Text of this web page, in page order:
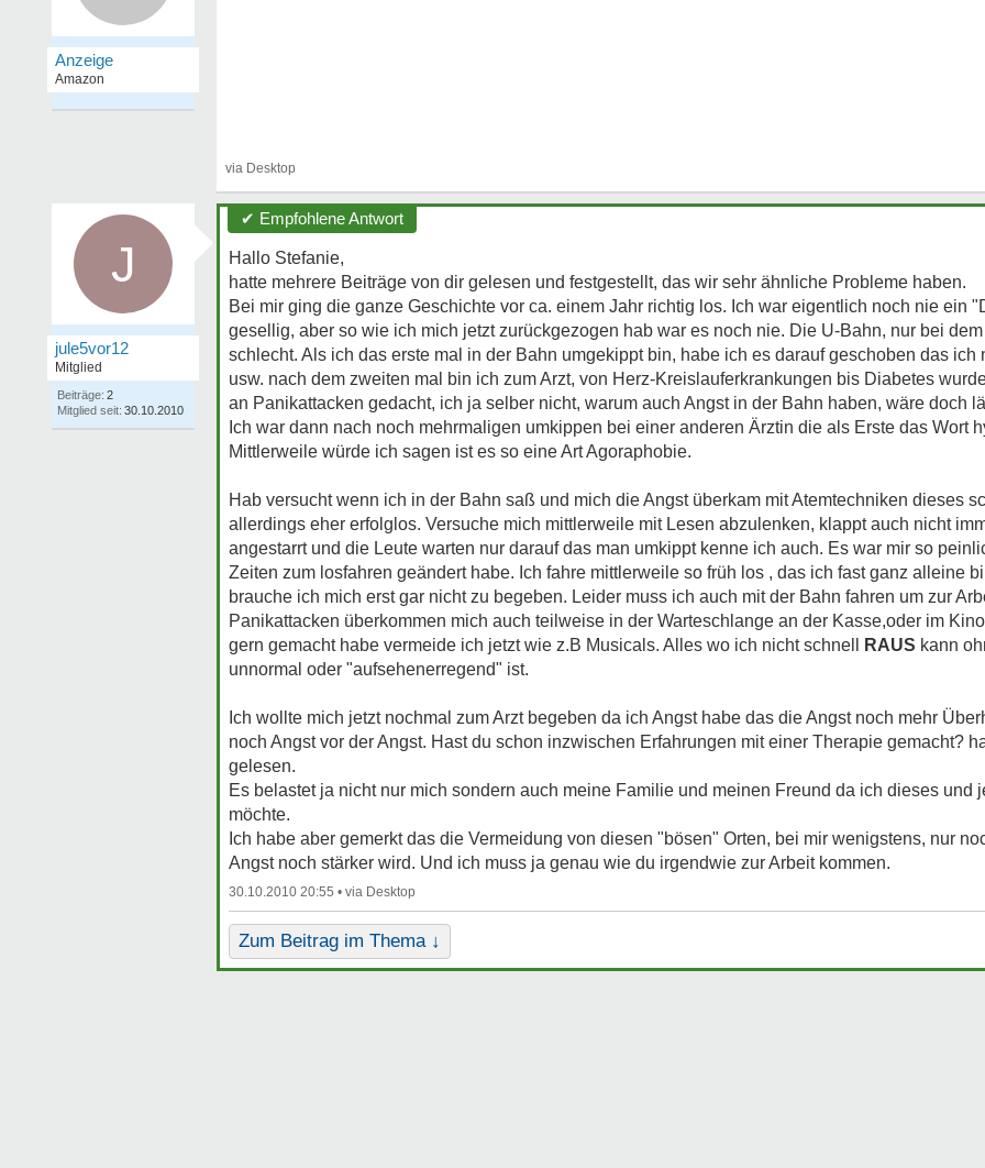
J
jule5vor12
Mitglied
Beiträge: 2
Mitglied seit: 30.10.2010
✔ Empfohlene Antwort
Hallo Stefanie,
hatte mehrere Beiträge von dir gelesen und festgestellt, das wir sehr ähnliche Probleme haben.
Bei mir ging die ganze Geschichte vor ca. einem Jahr richtig los. Ich war eigentlich noch nie ein
gesellig, aber so wie ich mich jetzt zurückgezogen hab war es noch nie. Die U-Bahn, nur bei
schlecht. Als ich das erste mal in der Bahn umgekippt bin, habe ich es darauf geschoben das ich
usw. nach dem zweiten mal bin ich zum Arzt, von Herz-Kreislauferkrankungen bis Diabetes
an Panikattacken gedacht, ich ja selber nicht, warum auch Angst in der Bahn haben, wäre doch
Ich war dann nach noch mehrmaligen umkippen bei einer anderen Ärztin die als Erste das Wort
Mittlerweile würde ich sagen ist es so eine Art Agoraphobie.
Hab versucht wenn ich in der Bahn saß und mich die Angst überkam mit Atemtechniken dieses
allerdings eher erfolglos. Versuche mich mittlerweile mit Lesen abzulenken, klappt auch nicht
angestarrt und die Leute warten nur darauf das man umkippt kenne ich auch. Es war mir so
Zeiten zum losfahren geändert habe. Ich fahre mittlerweile so früh los , das ich fast ganz alleine
brauche ich mich erst gar nicht zu begeben. Leider muss ich auch mit der Bahn fahren um zur
Panikattacken überkommen mich auch teilweise in der Warteschlange an der Kasse,oder im
gern gemacht habe vermeide ich jetzt wie z.B Musicals. Alles wo ich nicht schnell
RAUS kann
unnormal oder "aufsehenerregend" ist.
Ich wollte mich jetzt nochmal zum Arzt begeben da ich Angst habe das die Angst noch mehr
noch Angst vor der Angst. Hast du schon inzwischen Erfahrungen mit einer Therapie gemacht?
gelesen.
Es belastet ja nicht nur mich sondern auch meine Familie und meinen Freund da ich dieses und
möchte.
Ich habe aber gemerkt das die Vermeidung von diesen "bösen" Orten, bei mir wenigstens, nur
Angst noch stärker wird. Und ich muss ja genau wie du irgendwie zur Arbeit kommen.
30.10.2010 20:55 •
Zum Beitrag im Thema ↓